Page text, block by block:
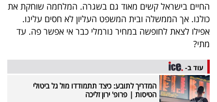
החיים בישראל קשים מאוד גם בשגרה. המלחמה שוחקת את
כולנו. אך הממשלה ובית המשפט העליון לא חסים עלינו.
אפילו לצאת לחופשה במחיר נורמלי כבר אי אפשר פה. עד
מתי?
עוד ב-
המדריך לתובע: כיצד תתמודדו מול גל ביטולי
הטיסות | פרופ' ירון זליכה